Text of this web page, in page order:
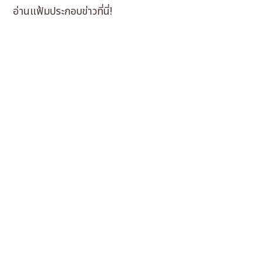
อ่านแฟ้มประกอบข่าวที่นี่!